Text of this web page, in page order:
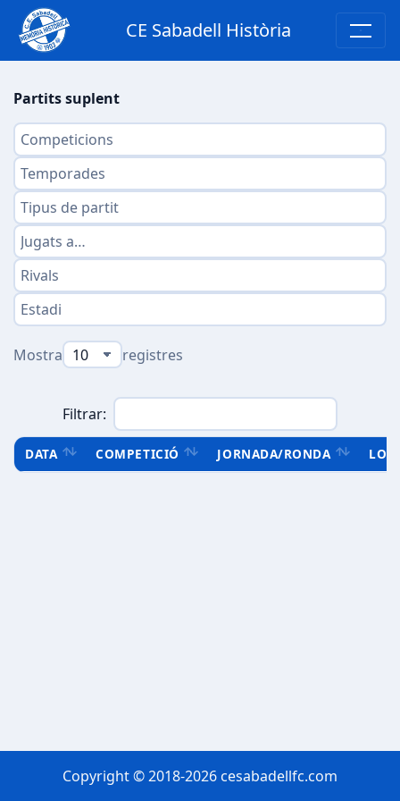
CE Sabadell Història
Partits suplent
Mostra registres
Filtrar:
DATA COMPETICIÓ JORNADA/RONDA
Copyright © 2018-2026 cesabadellfc.com